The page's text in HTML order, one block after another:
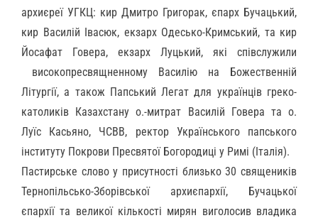
архиєреї УГКЦ: кир Дмитро Григорак, єпарх Бучацький,
кир Василій Івасюк, екзарх Одесько-Кримський, та кир
Йосафат Говера, екзарх Луцький, які співслужили
високопресвящненному Василію на Божественній
Літургії, а також Папський Легат для українців греко-
католиків Казахстану о.-митрат Василій Говера та о.
Луїс Касьяно, ЧСВВ, ректор Українського папського
інституту Покрови Пресвятої Богородиці у Римі (Італія).
Пастирське слово у присутності близько 30 священиків
Тернопільсько-Зборівської архиєпархії, Бучацької
єпархії та великої кількості мирян виголосив владика